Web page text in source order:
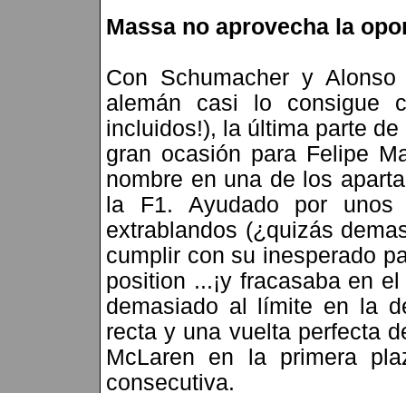
Massa no aprovecha la
Con Schumacher y
alemán casi lo consigue
incluidos!), la última parte
gran ocasión para Felipe
nombre en una de los
la F1. Ayudado por unos
extrablandos (¿quizás
cumplir con su inesperado
position ...¡y fracasaba en
demasiado al límite en la
recta y una vuelta perfecta
McLaren en la primera
consecutiva.